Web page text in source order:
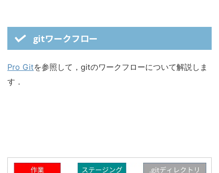
gitワークフロー
Pro Gitを参照して，gitのワークフローについて解説しま
す．